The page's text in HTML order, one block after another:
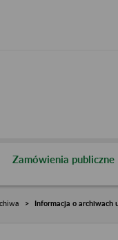
Zamówienia publiczne
Informacja o archiwach